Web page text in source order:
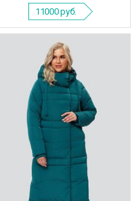
11000руб.